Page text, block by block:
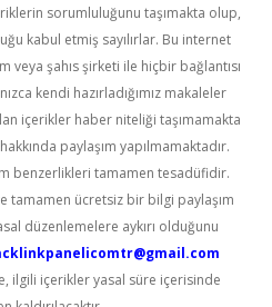
sorumluluğunu taşımakta olup,
kabul etmiş sayılırlar. Bu internet
veya şahıs şirketi ile hiçbir bağlantısı
kendi hazırladığımız makaleler
içerikler haber niteliği taşımamakta
paylaşım yapılmamaktadır.
benzerlikleri tamamen tesadüfidir.
tamamen ücretsiz bir bilgi paylaşım
düzenlemelere aykırı olduğunu
ilgili içerikler yasal süre içerisinde